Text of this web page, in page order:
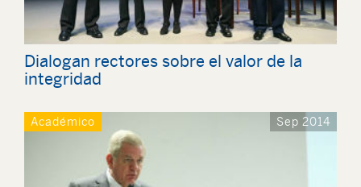
Dialogan rectores sobre el valor de la
integridad
Académico Sep 2014